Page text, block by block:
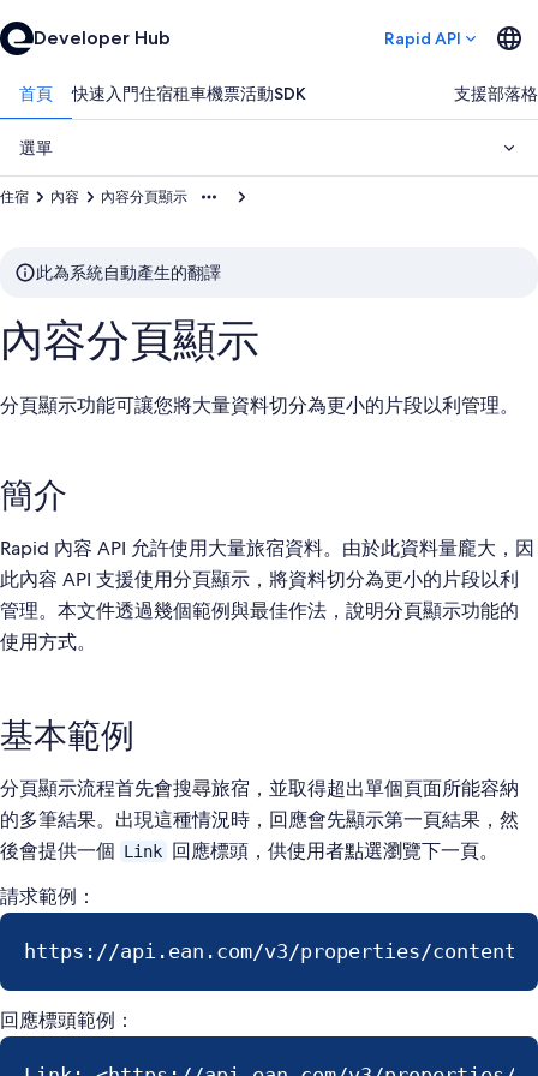
Developer Hub Rapid API
首頁 快速入門住宿租車機票活動SDK 支援部落格
選單
內容分頁顯示
內容
住宿
此為系統自動產生的翻譯
內容分頁顯示
分頁顯示功能可讓您將大量資料切分為更小的片段以利管理。
簡介
Rapid 內容 API 允許使用大量旅宿資料。由於此資料量龐大，因
此內容 API 支援使用分頁顯示，將資料切分為更小的片段以利
管理。本文件透過幾個範例與最佳作法，說明分頁顯示功能的
使用方式。
基本範例
分頁顯示流程首先會搜尋旅宿，並取得超出單個頁面所能容納
的多筆結果。出現這種情況時，回應會先顯示第一頁結果，然
後會提供一個 Link 回應標頭，供使用者點選瀏覽下一頁。
請求範例：
https://api.ean.com/v3/properties/
回應標頭範例：